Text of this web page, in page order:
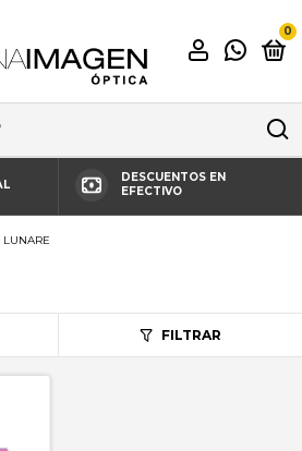
0
DESCUENTOS EN
EFECTIVO
LUNARE
FILTRAR